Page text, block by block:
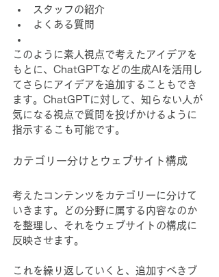
スタッフの紹介
よくある質問
このように素人視点で考えたアイデアを
もとに、ChatGPTなどの生成AIを活用し
てさらにアイデアを追加することもでき
ます。ChatGPTに対して、知らない人が
気になる視点で質問を投げかけるように
指示するこも可能です。
カテゴリー分けとウェブサイト構成
考えたコンテンツをカテゴリーに分けて
いきます。どの分野に属する内容なのか
を整理し、それをウェブサイトの構成に
反映させます。
これを繰り返していくと、追加すべきブ